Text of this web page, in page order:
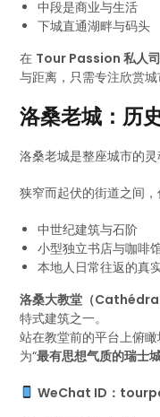
中段是商业与生活
下城直通湖畔与码头
在 Tour Passion 私人
与距离，只需专注欣赏城
洛桑老城：历
洛桑老城是整座城市的灵
狭窄而起伏的街道之间，
中世纪建筑与石阶
小型独立书店与咖啡
本地人日常往返的真
洛桑大教堂（
特式建筑之一。
站在教堂前的平台上俯
为“最有思想气质的瑞士
WeChat ID：